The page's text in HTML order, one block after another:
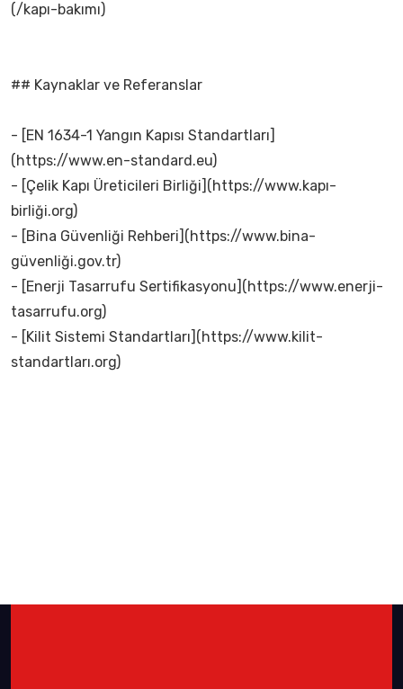
(/kapı-bakımı)
## Kaynaklar ve Referanslar
- [EN 1634-1 Yangın Kapısı Standartları]
(https://www.en-standard.eu)
- [Çelik Kapı Üreticileri Birliği](https://www.kapı-
birliği.org)
- [Bina Güvenliği Rehberi](https://www.bina-
güvenliği.gov.tr)
- [Enerji Tasarrufu Sertifikasyonu](https://www.enerji-
tasarrufu.org)
- [Kilit Sistemi Standartları](https://www.kilit-
standartları.org)